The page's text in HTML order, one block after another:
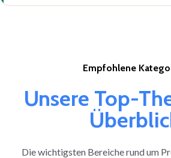
Empfohlene
Unsere Top-
Die wichtigsten Bereiche rund um